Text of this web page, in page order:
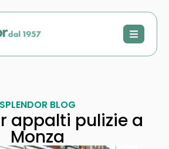
SPLENDOR BLOG
appalti pulizie a
Monza